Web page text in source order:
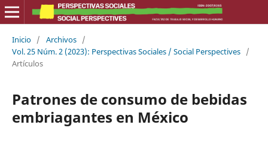
Inicio / Archivos /
Vol. 25 Núm. 2 (2023): Perspectivas Sociales / Social Perspectives /
Artículos
Patrones de consumo de bebidas
embriagantes en México